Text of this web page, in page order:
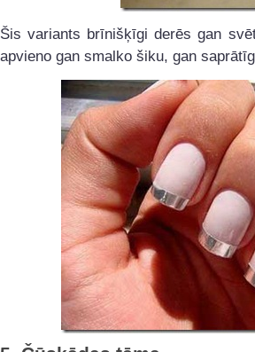
Šis variants brīnišķīgi derēs gan
apvieno gan smalko šiku, gan